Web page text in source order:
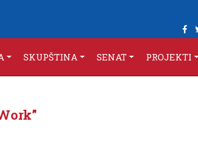
SKUPŠTINA SENAT PROJEKTI